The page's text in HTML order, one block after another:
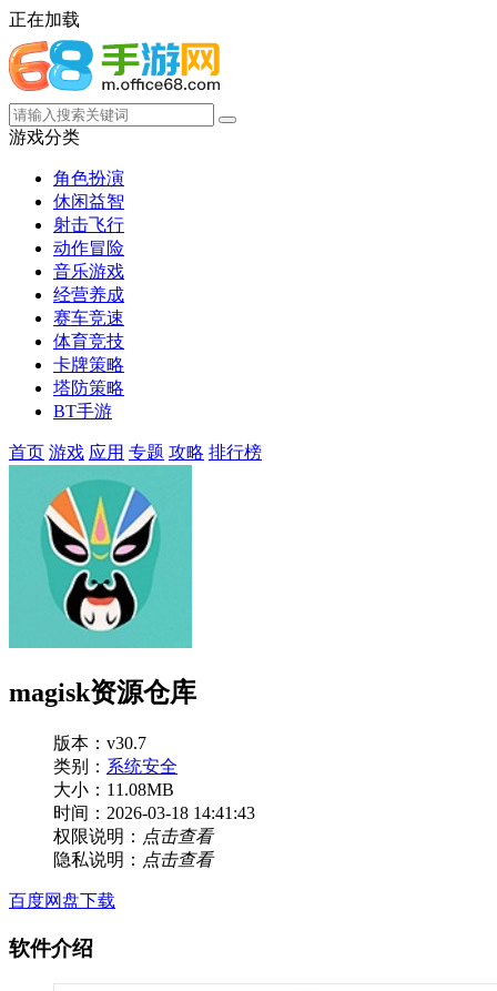
正在加载
游戏分类
角色扮演
休闲益智
射击飞行
动作冒险
音乐游戏
经营养成
赛车竞速
体育竞技
卡牌策略
塔防策略
BT手游
首页 游戏 应用 专题 攻略 排行榜
magisk资源仓库
版本：v30.7
类别： 系统安全
大小：11.08MB
时间：2026-03-18 14:41:43
权限说明： 点击查看
隐私说明： 点击查看
百度网盘下载
软件介绍